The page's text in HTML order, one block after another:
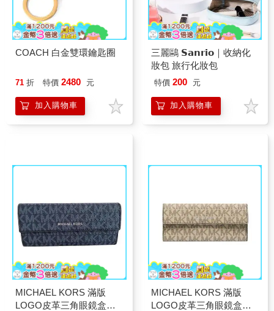
COACH 白金雙環鑰匙圈
71 折 特價 2480 元
加入購物車
三麗鷗 𝗦𝗮𝗻𝗿𝗶𝗼｜收納化
妝包 旅行化妝包
特價 200 元
加入購物車
MICHAEL KORS 滿版
LOGO皮革三角眼鏡盒－
MICHAEL KORS 滿版
LOGO皮革三角眼鏡盒－